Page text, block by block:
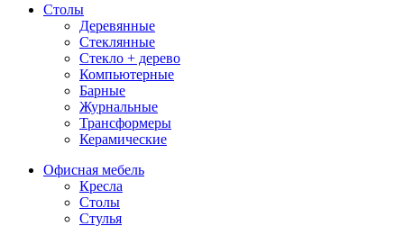
Столы
Деревянные
Стеклянные
Стекло + дерево
Компьютерные
Барные
Журнальные
Трансформеры
Керамические
Офисная мебель
Кресла
Столы
Стулья